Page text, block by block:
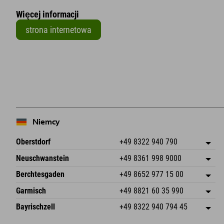
Więcej informacji
strona internetowa
Niemcy
Oberstdorf +49 8322 940 790
An der Breitach 3
Niemcy
Zapisz adres
Książka
Neuschwanstein +49 8361 998 9000
An der Riese 45
87484 Nesselwang im Allgäu
Niemcy
Zapisz adres
Książka
Berchtesgaden +49 8652 977 15 00
Hofreitstr. 7
Niemcy
Zapisz adres
Książka
Garmisch +49 8821 60 35 990
Frickenstraße 22
82490 Farchant
Zapisz adres
Bayrischzell +49 8322 940 794 45